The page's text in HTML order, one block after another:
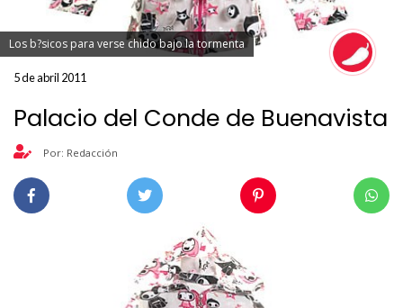
Los b?sicos para verse chido bajo la tormenta
5 de abril 2011
Palacio del Conde de Buenavista
Por: Redacción